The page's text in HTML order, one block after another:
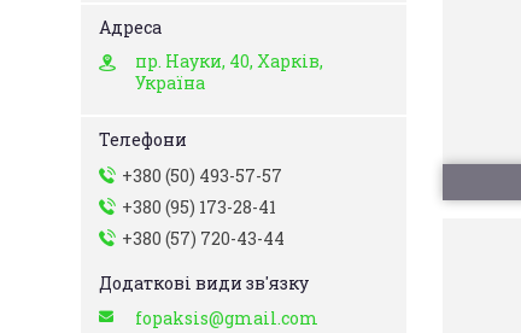
пр. Науки, 40, Харків,
Україна
+380 (50) 493-57-57
+380 (95) 173-28-41
+380 (57) 720-43-44
fopaksis@gmail.com